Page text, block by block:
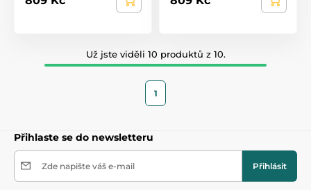
Už jste viděli 10 produktů z 10.
1
Přihlaste se do newsletteru
Zde napište váš e-mail Přihlásit